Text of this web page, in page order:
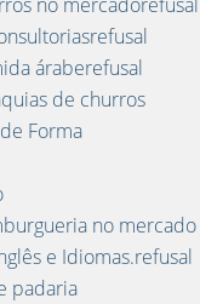
áraberefusal
de churros
Forma
no mercado
e Idiomas.refusal
padaria